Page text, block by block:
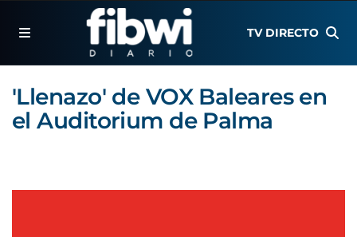
TV DIRECTO
'Llenazo' de VOX Baleares en
el Auditorium de Palma